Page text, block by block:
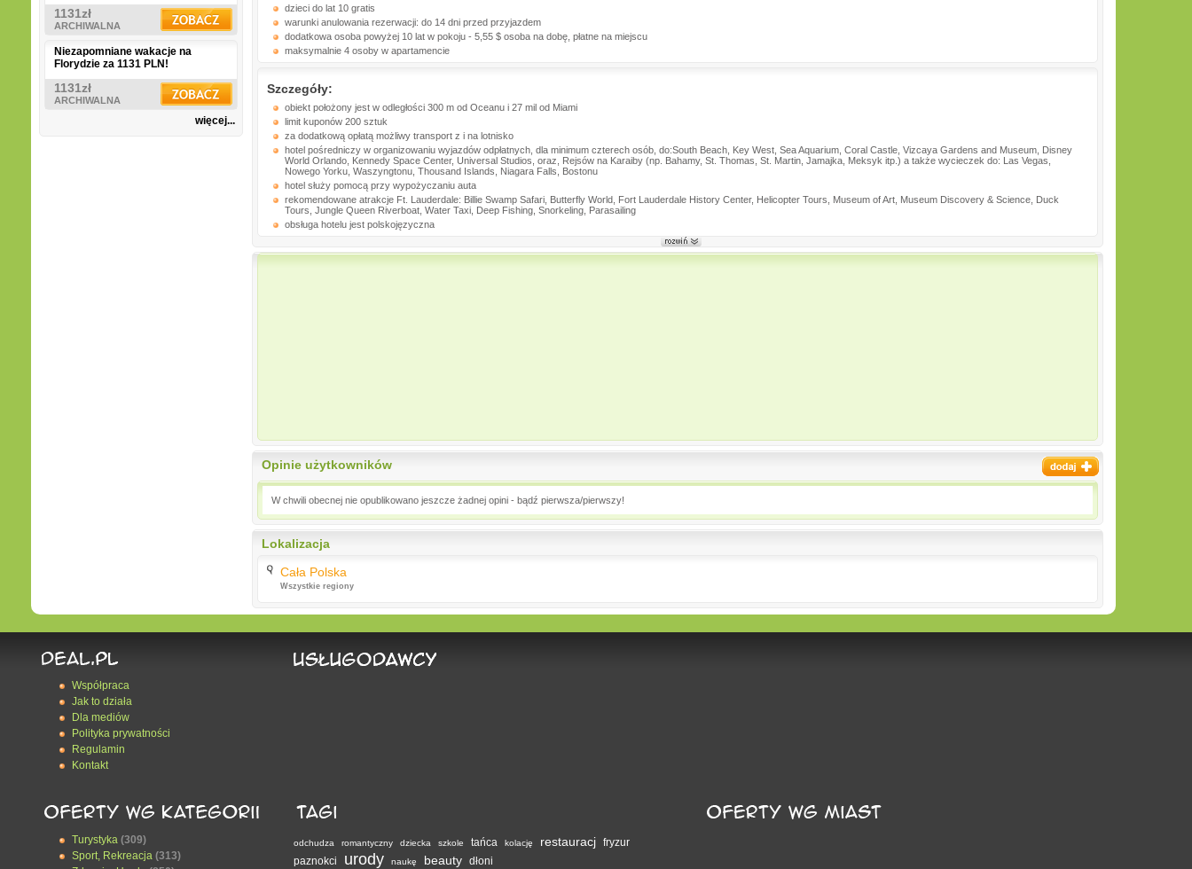
1131zł
ARCHIWALNA
Niezapomniane wakacje na
Florydzie za 1131 PLN!
1131zł
ARCHIWALNA
więcej...
dzieci do lat 10 gratis
warunki anulowania rezerwacji: do 14 dni przed przyjazdem
dodatkowa osoba powyżej 10 lat w pokoju - 5,55 $ osoba na dobę, płatne na miejscu
maksymalnie 4 osoby w apartamencie
Szczegóły:
obiekt położony jest w odległości 300 m od Oceanu i 27 mil od Miami
limit kuponów 200 sztuk
za dodatkową opłatą możliwy transport z i na lotnisko
hotel pośredniczy w organizowaniu wyjazdów odpłatnych, dla minimum czterech osób, do:South Beach, Key West, Sea Aquarium, Coral Castle, Vizcaya Gardens and Museum, Disney
World Orlando, Kennedy Space Center, Universal Studios, oraz, Rejsów na Karaiby (np. Bahamy, St. Thomas, St. Martin, Jamajka, Meksyk itp.) a także wycieczek do: Las Vegas,
Nowego Yorku, Waszyngtonu, Thousand Islands, Niagara Falls, Bostonu
hotel służy pomocą przy wypożyczaniu auta
rekomendowane atrakcje Ft. Lauderdale: Billie Swamp Safari, Butterfly World, Fort Lauderdale History Center, Helicopter Tours, Museum of Art, Museum Discovery & Science, Duck
Tours, Jungle Queen Riverboat, Water Taxi, Deep Fishing, Snorkeling, Parasailing
obsługa hotelu jest polskojęzyczna
Opinie użytkowników
W chwili obecnej nie opublikowano jeszcze żadnej opini - bądź pierwsza/pierwszy!
Lokalizacja
Cała Polska
Wszystkie regiony
Współpraca
Jak to działa
Dla mediów
Polityka prywatności
Regulamin
Kontakt
Turystyka (309)
Sport, Rekreacja (313)
odchudza romantyczny dziecka szkole tańca kolację restauracj
fryzur
paznokci
urody naukę beauty dłoni